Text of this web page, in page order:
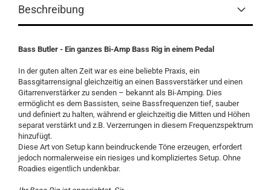
Beschreibung
Bass Butler - Ein ganzes Bi-Amp Bass Rig in einem Pedal
In der guten alten Zeit war es eine beliebte Praxis, ein
Bassgitarrensignal gleichzeitig an einen Bassverstärker und einen
Gitarrenverstärker zu senden – bekannt als Bi-Amping. Dies
ermöglicht es dem Bassisten, seine Bassfrequenzen tief, sauber
und definiert zu halten, während er gleichzeitig die Mitten und Höhen
separat verstärkt und z.B. Verzerrungen in diesem Frequenzspektrum
hinzufügt.
Diese Art von Setup kann beindruckende Töne erzeugen, erfordert
jedoch normalerweise ein riesiges und kompliziertes Setup. Ohne
Roadies eigentlich undenkbar.